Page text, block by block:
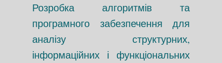
Розробка алгоритмів та
програмного забезпечення для
аналізу структурних,
інформаційних і функціональних